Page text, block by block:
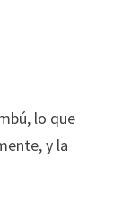
lo que
y la